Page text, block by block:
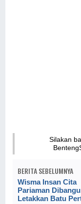
Silakan
BERITA SEBELUMNYA
Wisma Insan Cita
Pariaman
Letakkan Batu